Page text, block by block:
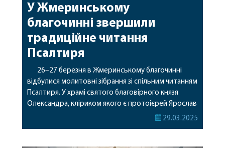
У Жмеринському
благочинні звершили
традиційне читання
Псалтиря
26–27 березня в Жмеринському благочинні
відбулися молитовні зібрання зі спільним читанням
Псалтиря. У храмі святого благовірного князя
Олександра, кліриком якого є протоієрей Ярослав
Ткачук, віряни та духовенство єдиними устами
29.03.2025